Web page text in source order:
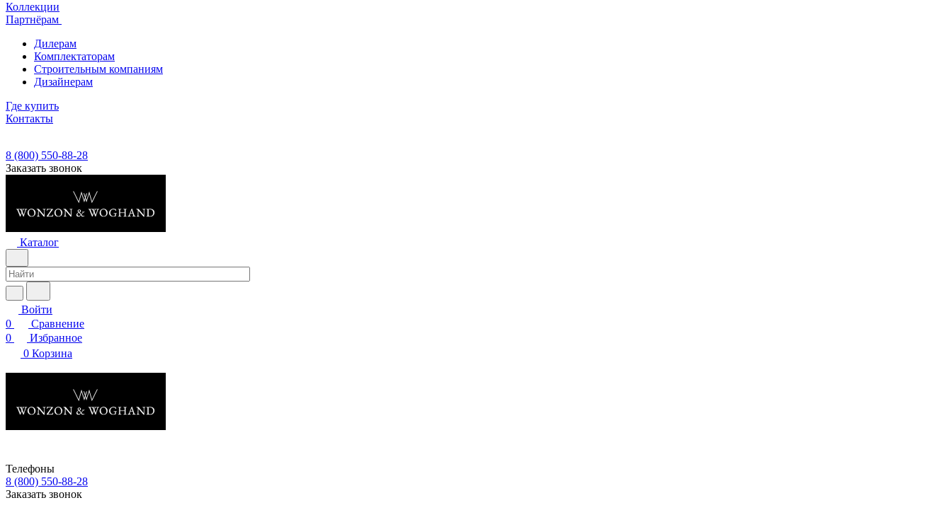
Коллекции
Партнёрам
Дилерам
Комплектаторам
Строительным компаниям
Дизайнерам
Где купить
Контакты
8 (800) 550-88-28
Заказать звонок
Каталог
Войти
0
Сравнение
0
Избранное
0 Корзина
Телефоны
8 (800) 550-88-28
Заказать звонок